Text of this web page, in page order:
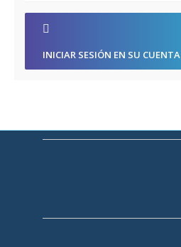
INICIAR SESIÓN EN SU CUENTA